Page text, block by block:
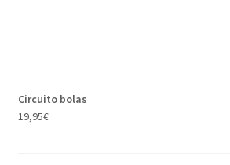
Circuito bolas
19,95€